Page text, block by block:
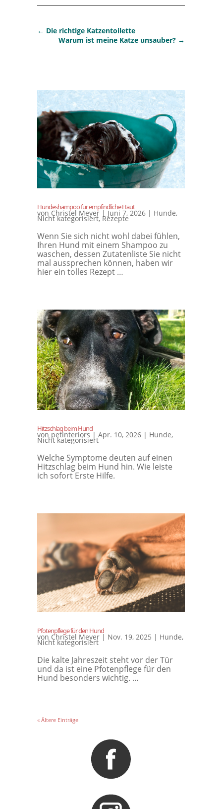
← Die richtige Katzentoilette
Warum ist meine Katze unsauber? →
Hundeshampoo für empfindliche Haut
von Christel Meyer| Juni 7, 2026| Hunde,
Nicht kategorisiert, Rezepte
Wenn Sie sich nicht wohl dabei fühlen,
Ihren Hund mit einem Shampoo zu
waschen, dessen Zutatenliste Sie nicht
mal aussprechen können, haben wir
hier ein tolles Rezept …
Hitzschlag beim Hund
von petinteriors | Apr. 10, 2026| Hunde,
Nicht kategorisiert
Welche Symptome deuten auf einen
Hitzschlag beim Hund hin. Wie leiste
ich sofort Erste Hilfe.
Pfotenpflege für den Hund
von Christel Meyer| Nov. 19, 2025 | Hunde,
Nicht kategorisiert
Die kalte Jahreszeit steht vor der Tür
und da ist eine Pfotenpflege für den
Hund​ besonders wichtig. …
« Ältere Einträge